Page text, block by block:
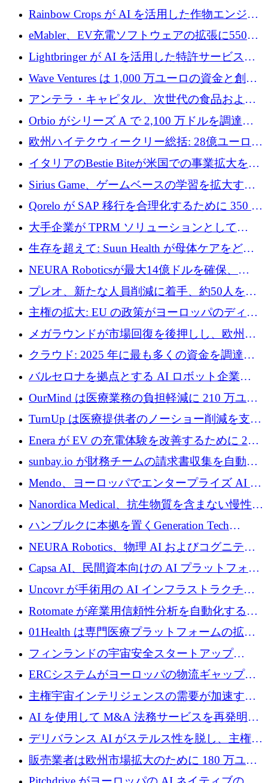
人マッチングを拡大するために 100 万ユーロ
Rainbow Crops が AI を活用した作物エンジニ
アリングを拡張するために 970 万ユーロを調
eMabler、EV充電ソフトウェアの拡張に550万
ユーロを確保
Lightbringer が AI を活用した特許サービスを
拡大するために 1,000 万ドルを調達
Wave Ventures は 1,000 万ユーロの資金と創設
者補助金で 10 周年を迎える
アンテラ・キャピタル、次世代の食品および
アグリテクノロジーのイノベーションを支援
するファンド III の初回クローズ額が 1 億ドル
に到達
Orbio がシリーズ A で 2,100 万ドルを調達、
AI 労働力管理を世界の最前線の労働者に提供
欧州ハイテクウィークリー総括: 28億ユーロの
取引と5月のハイライト
イタリアのBestie Biteが米国での事業拡大を加
速するために150万ユーロを調達
Sirius Game、ゲームベースの学習を拡大する
ために 130 万ユーロの資金調達を完了
Qorelo が SAP 移行を合理化するために 350 万
ドルを調達
大手企業が TPRM ソリューションとして
Vanta を選択する理由
生存を超えて: Suun Health が母体ケアをどの
ように再考しているか
NEURA Roboticsが最大14億ドルを確保、
Bending Spoonsが米国IPOを申請、英国首相が
4億ポンドのチップ計画を発表
プレオ、新たな人員削減に着手、約50人を解
雇
主権の拡大: EU の政策がヨーロッパのディー
プテック戦略をどのように再構築しているか
メガラウンドが市場回復を後押しし、欧州の
ハイテク資金調達は5月に105億ユーロに回復
クラウド: 2025 年に最も多くの資金を調達し
た 10 社
バルセロナを拠点とする AI ロボット企業
Theker が 8,500 万ドルを調達
OurMind は医療業務の負担軽減に 210 万ユー
ロを寄付
TurnUp は医療提供者のノーショー削減を支援
するために 200 万ユーロを調達
Enera が EV の充電体験を改善するために 200
万ドルを調達
sunbay.io が財務チームの請求書収集を自動化
するために 55 万ユーロを調達
Mendo、ヨーロッパでエンタープライズ AI 導
入を拡大するために 1,200 万ユーロを確保
Nanordica Medical、抗生物質を含まない慢性創
傷治療薬を市場に投入するために 160 万ユー
ロを調達
ハンブルクに本拠を置くGeneration Tech
Partnersが5,000万ユーロのAIロールアップファ
NEURA Robotics、物理 AI およびコグニティ
ブ ロボティクス プラットフォームを拡張する
ためにシリーズ C で最大 14 億ドルを確保
Capsa AI、民間資本向けの AI プラットフォー
ムを拡大するために 1,800 万ドルを調達
Uncovr が手術用の AI インフラストラクチャ
を構築するために 700 万ドルを調達
Rotomate が産業用信頼性分析を自動化するた
めに 210 万ユーロを調達
01Health は専門医療プラットフォームの拡大
に 1,500 万ドルを確保
フィンランドの宇宙安全スタートアップ
Aavuus が、スペースデブリ追跡に取り組むプ
レシード資金を獲得
ERCシステムがヨーロッパの物流ギャップを
埋めるために設計された重量物運搬用eVTOL
であるVictorを発表
主権宇宙インテリジェンスの需要が加速する
中、ICEYEは評価額100億ユーロ以上で4億
AI を使用して M&A 法務サービスを再発明す
るために 110 万ユーロを適切に確保
デリバランス AI がステルス性を脱し、主権の
あるエンタープライズ AI を強化
販売業者は欧州市場拡大のために 180 万ユー
ロを確保